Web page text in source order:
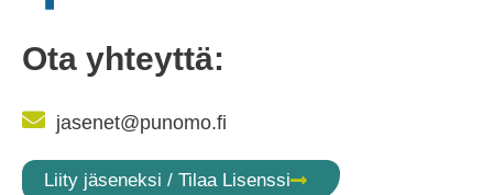
Ota yhteyttä:
jasenet@punomo.fi
Liity jäseneksi / Tilaa Lisenssi